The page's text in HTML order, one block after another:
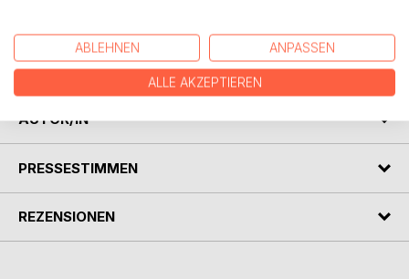
Atemlos, sinnlich, mitreissend.
AUTOR/IN
PRESSESTIMMEN
REZENSIONEN
ABLEHNEN ANPASSEN
ALLE AKZEPTIEREN